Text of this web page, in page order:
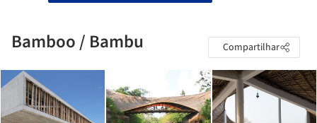
Bamboo / Bambu Compartilhar